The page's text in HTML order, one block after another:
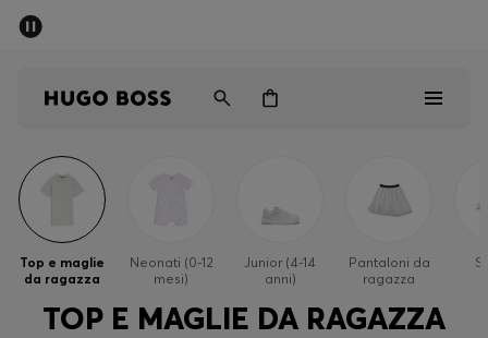
Saldi
Uomo
Donna
Top e maglie
da ragazza
Neonati (0-12
mesi)
Junior (4-14
anni)
Pantaloni da
ragazza
TOP E MAGLIE DA RAGAZZA